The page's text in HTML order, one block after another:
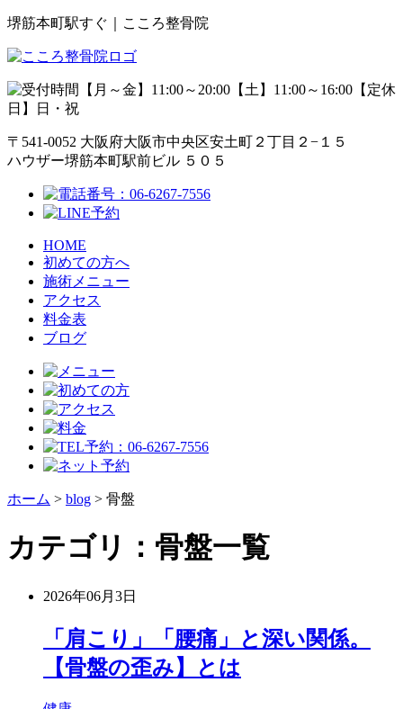
堺筋本町駅すぐ｜こころ整骨院
【月～金】11:00～20:00【土】11:00～16:00【定休
日】日・祝
〒541-0052 大阪府大阪市中央区安土町２丁目２−１５
ハウザー堺筋本町駅前ビル ５０５
HOME
初めての方へ
施術メニュー
アクセス
料金表
ブログ
ホーム > blog > 骨盤
カテゴリ：骨盤一覧
2026年06月3日
「肩こり」「腰痛」と深い関係。
【骨盤の歪み】とは